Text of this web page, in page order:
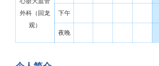
外科（回龙
观）
下午
夜晚